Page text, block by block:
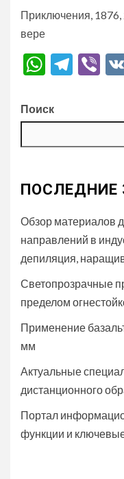
Приключения, 1876,
вере
Поиск
ПОСЛЕДНИЕ
Обзор материалов
направлений в
депиляция,
Светопрозрачные
пределом
Применение
мм
Актуальные
дистанционного
Портал
функции и